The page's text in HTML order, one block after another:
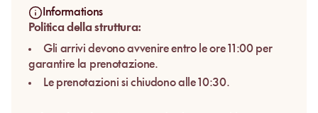
Informations
Politica della struttura:
Gli arrivi devono avvenire entro le ore 11:00 per
garantire la prenotazione.
Le prenotazioni si chiudono alle 10:30.